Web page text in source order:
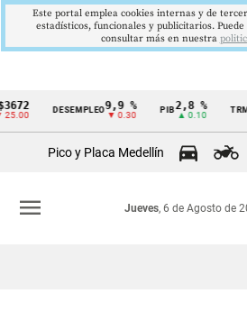
Cintillo
Colombia
DESEMPLEO9,9 %
▼ 0.30
PIB 2,8 %
▲ 0.10
TRM
Pico y Placa Medellín
Jueves, 6 de Agosto de
menu
Este portal emplea cookies internas y de
estadísticos, funcionales y publicitarios.
consultar más en nuestra